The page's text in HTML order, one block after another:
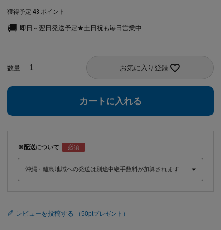
獲得予定 43 ポイント
即日～翌日発送予定★土日祝も毎日営業中
お気に入り登録
カートに入れる
※配送について
レビューを投稿する